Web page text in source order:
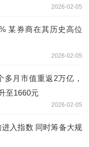
2026-02-05
某券商在其历史高位
2026-02-05
多月市值重返2万亿，
至1660元
2026-02-05
入指数 同时筹备大规